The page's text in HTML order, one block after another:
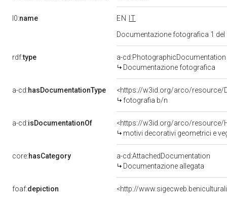
l0:name EN
IT
Documentazione fotografica 1
rdf:type
a-cd:PhotographicDocumentation
Documentazione fotografica
a-cd:hasDocumentationType
<https://w3id.org/arco/resource/
fotografia b/n
a-cd:isDocumentationOf
<https://w3id.org/arco/resource/
motivi decorativi geometrici e
core:hasCategory
a-cd:AttachedDocumentation
Documentazione allegata
foaf:depiction <http://